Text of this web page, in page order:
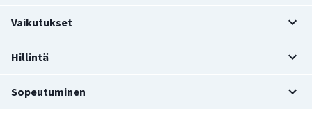
Vaikutukset
Hillintä
Sopeutuminen